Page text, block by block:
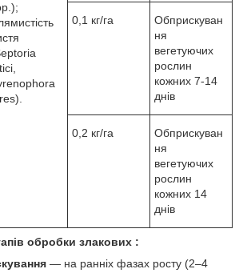
0,1 кг/га
Обприскуван
ня
вегетуючих
рослин
кожних 7-14
днів
0,2 кг/га
Обприскуван
ня
вегетуючих
рослин
кожних 14
днів
обробки злакових :
— на ранніх фазах росту (2–4